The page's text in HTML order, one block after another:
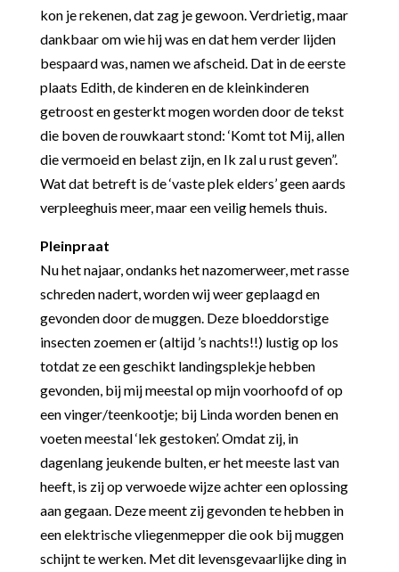
kon je rekenen, dat zag je gewoon. Verdrietig, maar
dankbaar om wie hij was en dat hem verder lijden
bespaard was, namen we afscheid. Dat in de eerste
plaats Edith, de kinderen en de kleinkinderen
getroost en gesterkt mogen worden door de tekst
die boven de rouwkaart stond: ‘Komt tot Mij, allen
die vermoeid en belast zijn, en Ik zal u rust geven”.
Wat dat betreft is de ‘vaste plek elders’ geen aards
verpleeghuis meer, maar een veilig hemels thuis.
Pleinpraat
Nu het najaar, ondanks het nazomerweer, met rasse
schreden nadert, worden wij weer geplaagd en
gevonden door de muggen. Deze bloeddorstige
insecten zoemen er (altijd ’s nachts!!) lustig op los
totdat ze een geschikt landingsplekje hebben
gevonden, bij mij meestal op mijn voorhoofd of op
een vinger/teenkootje; bij Linda worden benen en
voeten meestal ‘lek gestoken’. Omdat zij, in
dagenlang jeukende bulten, er het meeste last van
heeft, is zij op verwoede wijze achter een oplossing
aan gegaan. Deze meent zij gevonden te hebben in
een elektrische vliegenmepper die ook bij muggen
schijnt te werken. Met dit levensgevaarlijke ding in